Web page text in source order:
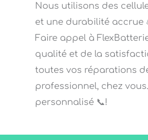
Nous utilisons des
et une durabilité accrue
Faire appel à
qualité et de la
toutes vos réparations
professionnel, chez
personnalisé 📞!